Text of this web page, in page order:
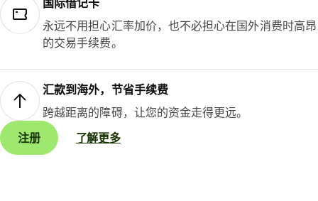
国际借记卡
永远不用担心汇率加价，也不必担心在国外消费时高昂
的交易手续费。
汇款到海外，节省手续费
跨越距离的障碍，让您的资金走得更远。
注册
了解更多